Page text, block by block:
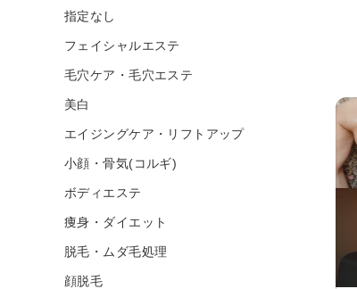
指定なし
フェイシャルエステ
毛穴ケア・毛穴エステ
美白
エイジングケア・リフトアップ
小顔・骨気(コルギ)
ボディエステ
痩身・ダイエット
脱毛・ムダ毛処理
顔脱毛